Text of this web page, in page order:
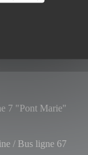
7 "Pont Marie"
/ Bus ligne 67